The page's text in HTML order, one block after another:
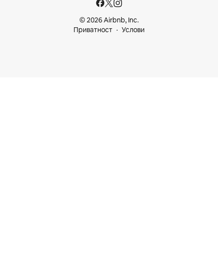
© 2026 Airbnb, Inc.
Приватност
Услови